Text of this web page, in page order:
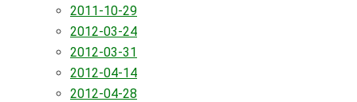
2011-10-29
2012-03-24
2012-03-31
2012-04-14
2012-04-28